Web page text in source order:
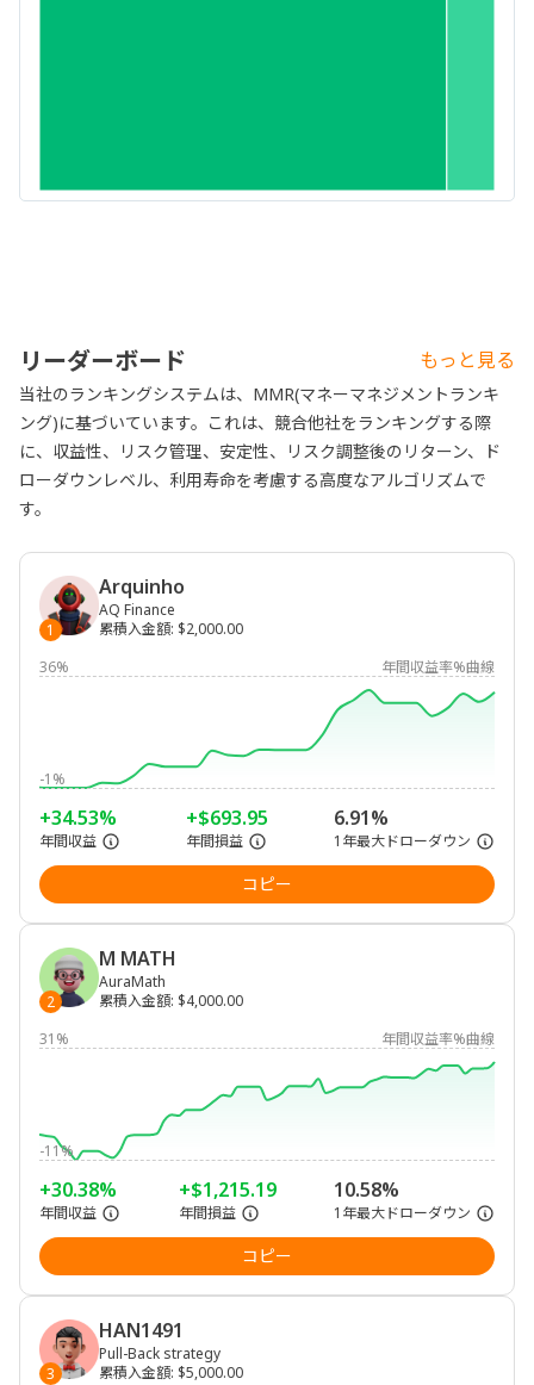
リーダーボード もっと見る
当社のランキングシステムは、MMR(マネーマネジメントランキ
ング)に基づいています。これは、競合他社をランキングする際
に、収益性、リスク管理、安定性、リスク調整後のリターン、ド
ローダウンレベル、利用寿命を考慮する高度なアルゴリズムで
す。
1
Arquinho
AQ Finance
累積入金額: $2,000.00
36%
年間収益率%曲線
-1%
+34.53%
年間収益
+$693.95
年間損益
6.91%
1年最大ドローダウン
コピー
2
M MATH
AuraMath
累積入金額: $4,000.00
31%
年間収益率%曲線
-11%
+30.38%
年間収益
+$1,215.19
年間損益
10.58%
1年最大ドローダウン
コピー
3
HAN1491
Pull-Back strategy
累積入金額: $5,000.00